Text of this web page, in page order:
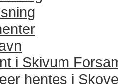
i Skivum
hentes i